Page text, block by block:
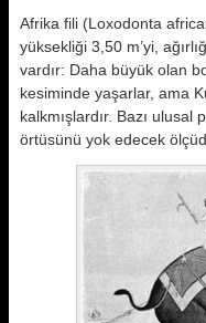
Afrika fili (Loxodonta
yüksekliği 3,50 m’yi,
vardır: Daha büyük olan
kesiminde yaşarlar, ama
kalkmışlardır. Bazı ulusal
örtüsünü yok edecek